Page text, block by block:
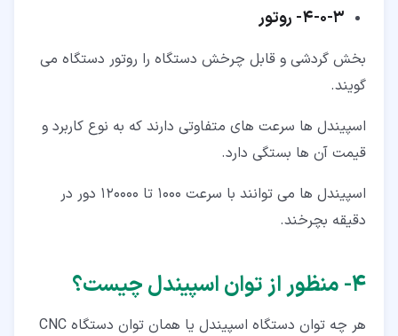
۳‏-‏۰‏-‏۴‏- روتور
بخش گردشی و قابل چرخش دستگاه را روتور دستگاه می
گویند.
اسپیندل ها سرعت های متفاوتی دارند که به نوع کاربرد و
قیمت آن ها بستگی دارد.
اسپیندل ها می توانند با سرعت 1000 تا 120000 دور در
دقیقه بچرخند.
۴‏- منظور از توان اسپیندل چیست؟
هر چه توان دستگاه اسپیندل یا همان توان دستگاه CNC